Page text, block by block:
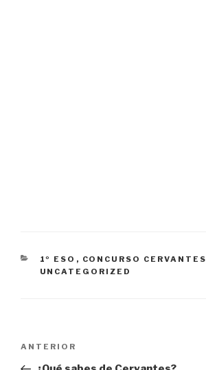
CATEGORÍAS
1º ESO , CONCURSO CERVANTES
UNCATEGORIZED
Entrada
anterior:
ANTERIOR